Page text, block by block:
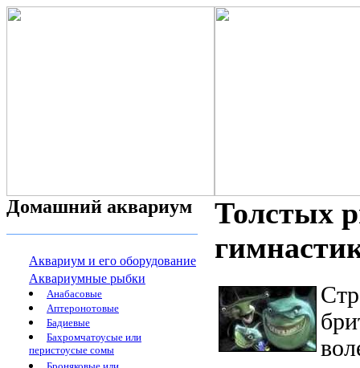
Домашний аквариум
Аквариум и его оборудование
Аквариумные рыбки
Анабасовые
Аптеронотовые
Бадиевые
Бахромчатоусые или
перистоусые сомы
Толстых